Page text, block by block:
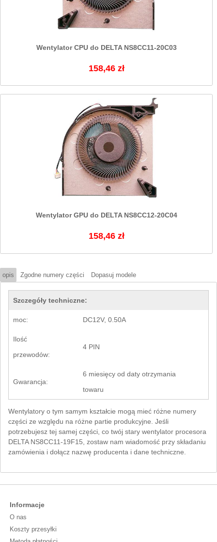
Wentylator CPU do DELTA NS8CC11-20C03
158,46 zł
Wentylator GPU do DELTA NS8CC12-20C04
158,46 zł
opis Zgodne numery części Dopasuj modele
Szczegóły techniczne:
moc: DC12V, 0.50A
Ilość
przewodów:
4 PIN
Gwarancja:
6 miesięcy od daty otrzymania
towaru
Wentylatory o tym samym kształcie mogą mieć różne numery
części ze względu na różne partie produkcyjne. Jeśli
potrzebujesz tej samej części, co twój stary wentylator procesora
DELTA NS8CC11-19F15, zostaw nam wiadomość przy składaniu
zamówienia i dołącz nazwę producenta i dane techniczne.
Informacje
O nas
Koszty przesyłki